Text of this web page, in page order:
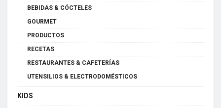
BEBIDAS & CÓCTELES
GOURMET
PRODUCTOS
RECETAS
RESTAURANTES & CAFETERÍAS
UTENSILIOS & ELECTRODOMÉSTICOS
KIDS